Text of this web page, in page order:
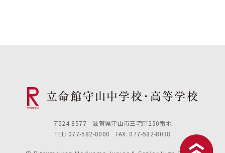
〒524-8577 滋賀県守山市三宅町250番地
TEL: 077-582-8000 FAX: 077-582-8038